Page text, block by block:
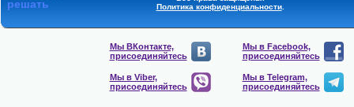
решать
Политика конфиденциальности.
Мы ВКонтакте,
присоединяйтесь
Мы в Facebook,
присоединяйтесь
Мы в Viber,
присоединяйтесь
Мы в Telegram,
присоединяйтесь